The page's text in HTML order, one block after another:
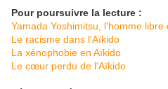
Pour poursuivre la lecture :
Yamada Yoshimitsu, l'homme libre
Le racisme dans l'Aïkido
La xénophobie en Aïkido
Le cœur perdu de l'Aïkido